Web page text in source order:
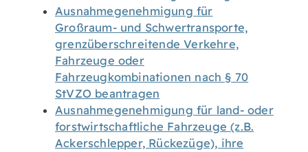
Ausnahmegenehmigung für
Großraum- und Schwertransporte,
grenzüberschreitende Verkehre,
Fahrzeuge oder
Fahrzeugkombinationen nach § 70
StVZO beantragen
Ausnahmegenehmigung für land- oder
forstwirtschaftliche Fahrzeuge (z.B.
Ackerschlepper, Rückezüge), ihre